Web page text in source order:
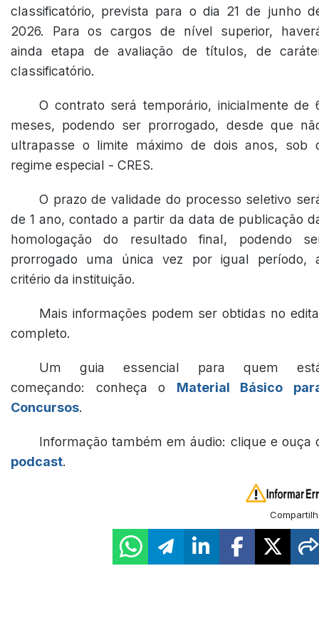
classificatório, prevista para o dia 21 de junho
2026. Para os cargos de nível superior,
ainda etapa de avaliação de títulos, de
classificatório.
O contrato será temporário, inicialmente de
meses, podendo ser prorrogado, desde que
ultrapasse o limite máximo de dois anos, sob
regime especial - CRES.
O prazo de validade do processo seletivo
de 1 ano, contado a partir da data de publicação
homologação do resultado final, podendo
prorrogado uma única vez por igual período,
critério da instituição.
Mais informações podem ser obtidas no
completo.
Um guia essencial para quem
começando: conheça o Material Básico
Concursos.
Informação também em áudio: clique e ouça
podcast.